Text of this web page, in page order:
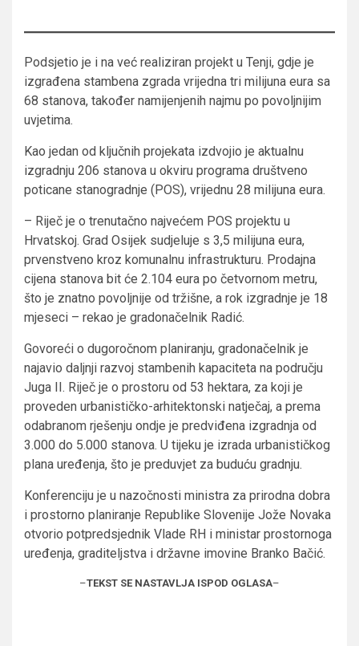
Podsjetio je i na već realiziran projekt u Tenji, gdje je
izgrađena stambena zgrada vrijedna tri milijuna eura sa
68 stanova, također namijenjenih najmu po povoljnijim
uvjetima.
Kao jedan od ključnih projekata izdvojio je aktualnu
izgradnju 206 stanova u okviru programa društveno
poticane stanogradnje (POS), vrijednu 28 milijuna eura.
– Riječ je o trenutačno najvećem POS projektu u
Hrvatskoj. Grad Osijek sudjeluje s 3,5 milijuna eura,
prvenstveno kroz komunalnu infrastrukturu. Prodajna
cijena stanova bit će 2.104 eura po četvornom metru,
što je znatno povoljnije od tržišne, a rok izgradnje je 18
mjeseci – rekao je gradonačelnik Radić.
Govoreći o dugoročnom planiranju, gradonačelnik je
najavio daljnji razvoj stambenih kapaciteta na području
Juga II. Riječ je o prostoru od 53 hektara, za koji je
proveden urbanističko-arhitektonski natječaj, a prema
odabranom rješenju ondje je predviđena izgradnja od
3.000 do 5.000 stanova. U tijeku je izrada urbanističkog
plana uređenja, što je preduvjet za buduću gradnju.
Konferenciju je u nazočnosti ministra za prirodna dobra
i prostorno planiranje Republike Slovenije Jože Novaka
otvorio potpredsjednik Vlade RH i ministar prostornoga
uređenja, graditeljstva i državne imovine Branko Bačić.
–TEKST SE NASTAVLJA ISPOD OGLASA–